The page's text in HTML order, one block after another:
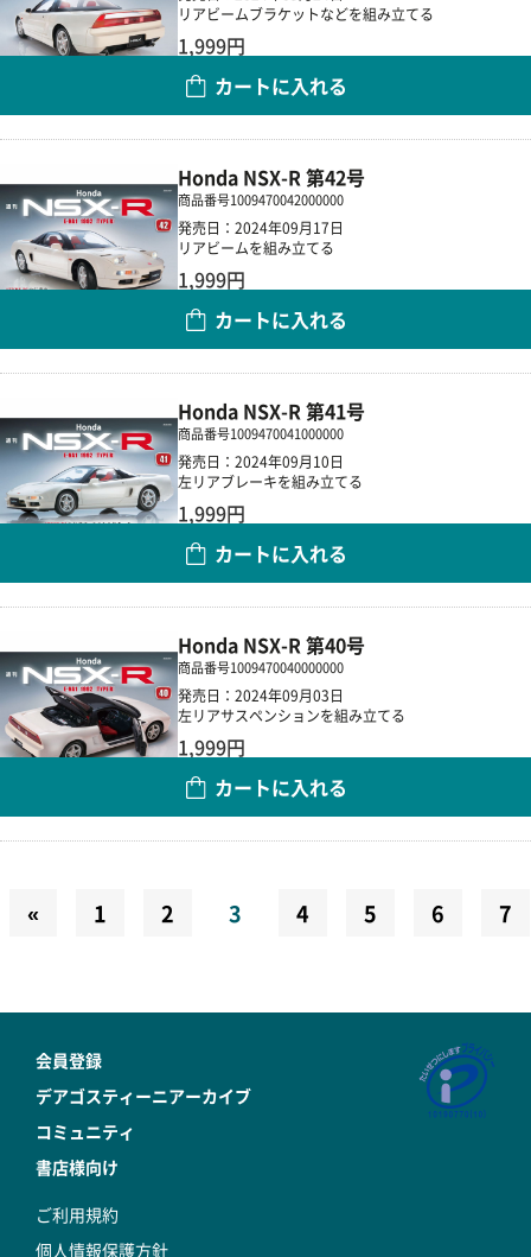
リアビームブラケットなどを組み立てる
1,999円
カートに入れる
Honda NSX-R 第42号
商品番号1009470042000000
発売日：2024年09月17日
リアビームを組み立てる
1,999円
カートに入れる
Honda NSX-R 第41号
商品番号1009470041000000
発売日：2024年09月10日
左リアブレーキを組み立てる
1,999円
カートに入れる
Honda NSX-R 第40号
商品番号1009470040000000
発売日：2024年09月03日
左リアサスペンションを組み立てる
1,999円
カートに入れる
« 1 2 3 4 5 6 7
会員登録
デアゴスティーニアーカイブ
コミュニティ
書店様向け
ご利用規約
個人情報保護方針